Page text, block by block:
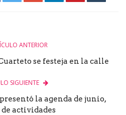
ANTERIOR
se festeja en la calle
SIGUIENTE
la agenda de junio,
actividades